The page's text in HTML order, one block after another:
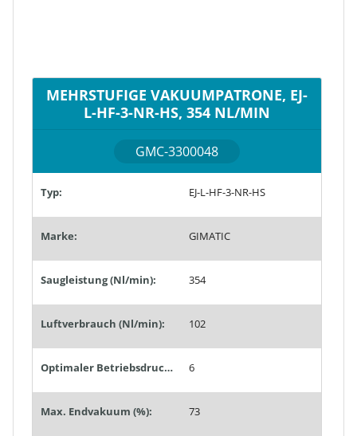
MEHRSTUFIGE VAKUUMPATRONE, EJ-
L-HF-3-NR-HS, 354 NL/MIN
GMC-3300048
Typ: EJ-L-HF-3-NR-HS
Marke: GIMATIC
Saugleistung (Nl/min): 354
Luftverbrauch (Nl/min): 102
Optimaler Betriebsdruck (bar): 6
Max. Endvakuum (%): 73